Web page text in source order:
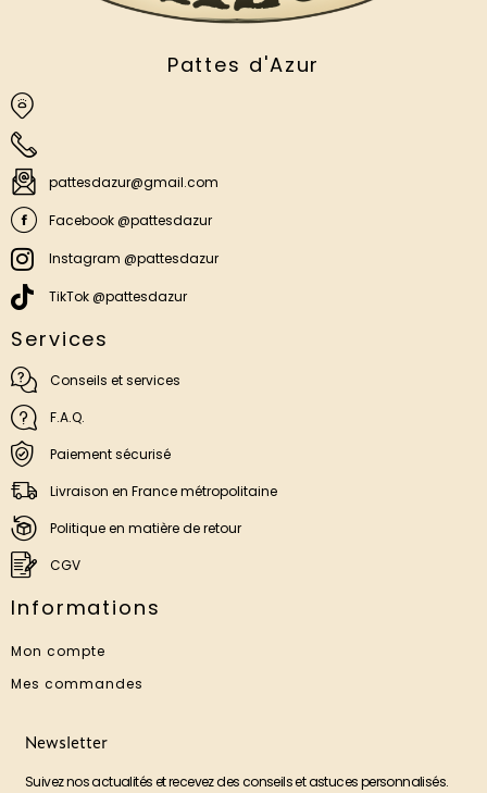
Pattes d'Azur
pattesdazur@gmail.com
Facebook @pattesdazur
Instagram @pattesdazur
TikTok @pattesdazur
Services
Conseils et services
F.A.Q.
Paiement sécurisé
Livraison en France métropolitaine
Politique en matière de retour
CGV
Informations
Mon compte
Mes commandes
Newsletter
Suivez nos actualités et recevez des conseils et astuces personnalisés.